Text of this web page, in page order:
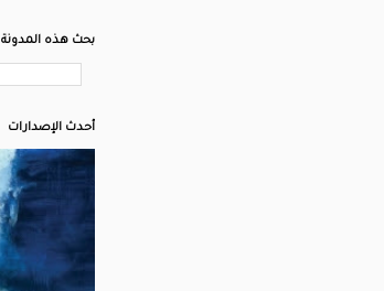
بحث هذه المدونة
أحدث الإصدارات